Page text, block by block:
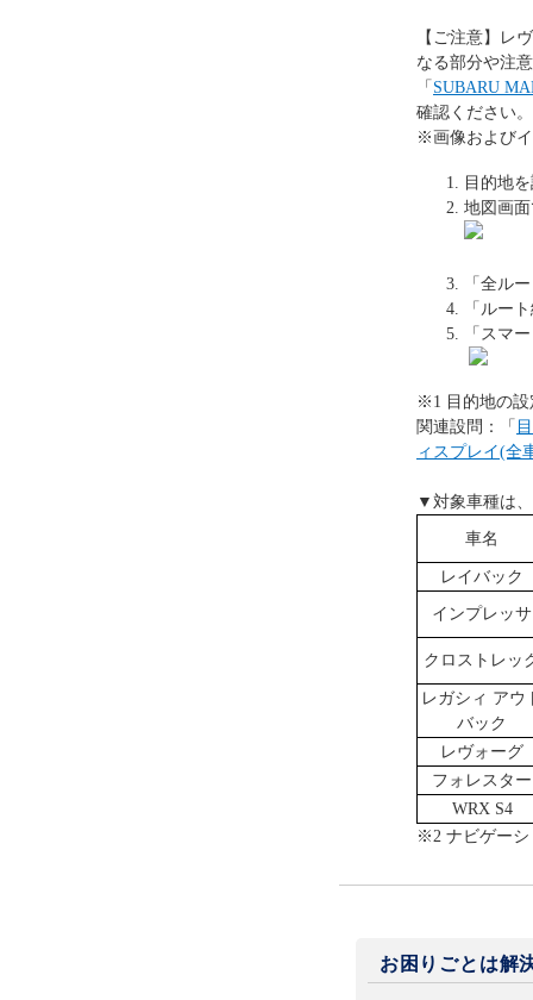
【ご注意】レ
なる部分や注
「 SUBARU
確認ください。
※画像および
目的地
地図画
「全ル
「ルー
「スマ
※1 目的地の設
関連設問：「
ィスプレイ(全
▼対象車種は
車名
レイバック
インプレッサ
クロストレッ
レガシィ アウ
バック
レヴォーグ
フォレスター
WRX S4
※2 ナビゲーシ
お困りごとは解